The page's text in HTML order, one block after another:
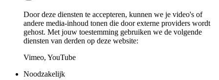
Door deze diensten te accepteren, kunnen we je video's of
andere media-inhoud tonen die door externe providers wordt
gehost. Met jouw toestemming gebruiken we de volgende
diensten van derden op deze website:
Vimeo, YouTube
Noodzakelijk